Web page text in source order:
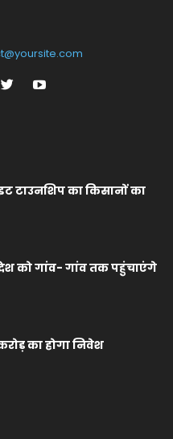
टाउनशिप का किसानों का
को गांव- गांव तक पहुंचाएंगे
का होगा निवेश